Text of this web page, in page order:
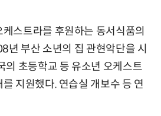
스트라를 후원하는 동서식품의
년 부산 소년의 집 관현악단을 시
의 초등학교 등 유소년 오케스트
지원했다. 연습실 개보수 등 연